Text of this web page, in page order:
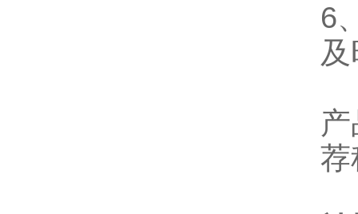
6
荐